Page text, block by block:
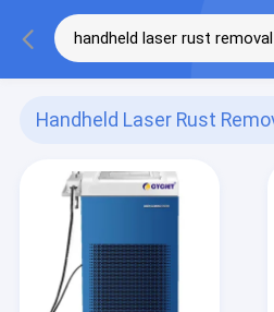
Handheld Laser Rust